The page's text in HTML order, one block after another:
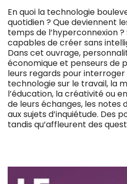
En quoi la technologie
quotidien ? Que deviennent
temps de l’hyperconnexion
capables de créer sans
Dans cet ouvrage,
économique et penseurs de
leurs regards pour interroger
technologie sur le travail, la
l’éducation, la créativité ou
de leurs échanges, les notes
aux sujets d’inquiétude. Des
tandis qu’affleurent des